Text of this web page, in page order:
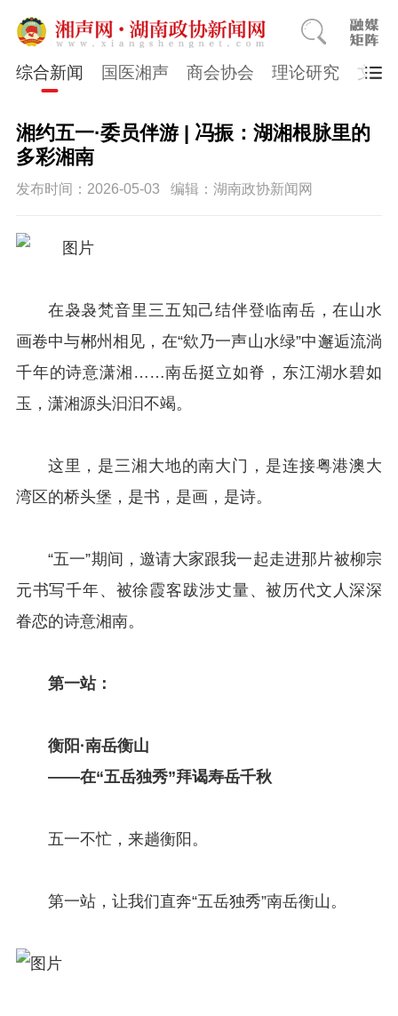
综合新闻 国医湘声 商会协会 理论研究 文史
湘约五一·委员伴游 | 冯振：湖湘根脉里的
多彩湘南
发布时间：2026-05-03 编辑：湖南政协新闻网
在袅袅梵音里三五知己结伴登临南岳，在山水
画卷中与郴州相见，在“欸乃一声山水绿”中邂逅流淌
千年的诗意潇湘……南岳挺立如脊，东江湖水碧如
玉，潇湘源头汩汩不竭。
这里，是三湘大地的南大门，是连接粤港澳大
湾区的桥头堡，是书，是画，是诗。
“五一”期间，邀请大家跟我一起走进那片被柳宗
元书写千年、被徐霞客跋涉丈量、被历代文人深深
眷恋的诗意湘南。
第一站：
衡阳·南岳衡山
——在“五岳独秀”拜谒寿岳千秋
五一不忙，来趟衡阳。
第一站，让我们直奔“五岳独秀”南岳衡山。